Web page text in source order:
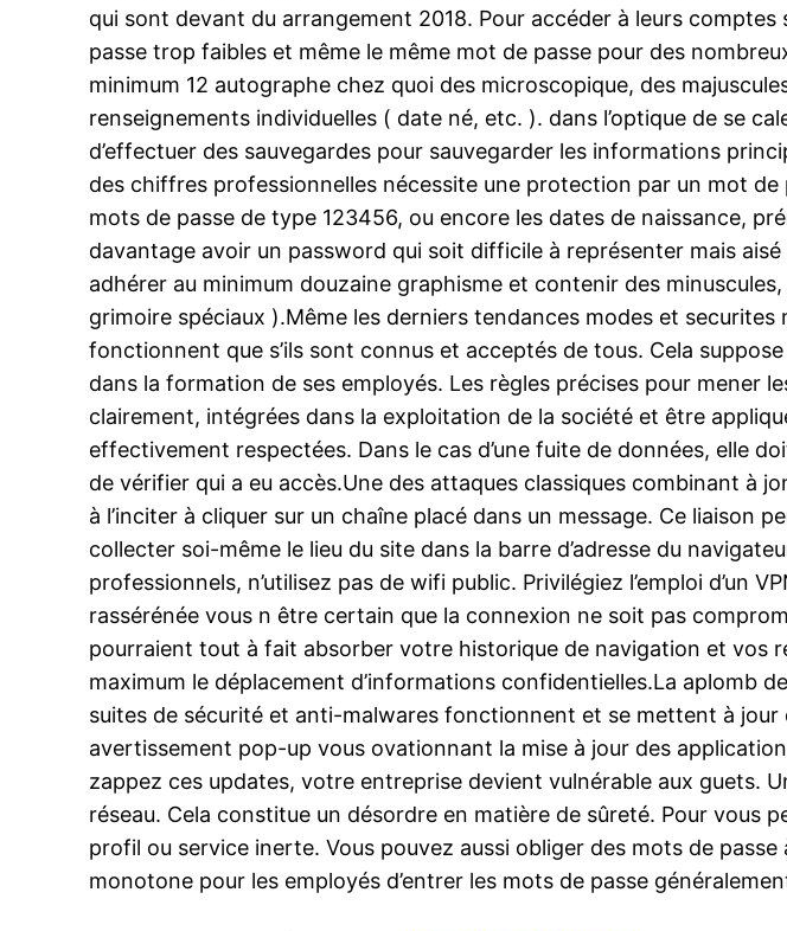
qui sont devant du arrangement 2018. Pour accéder à leurs
passe trop faibles et même le même mot de passe pour des
minimum 12 autographe chez quoi des microscopique, des
renseignements individuelles ( date né, etc. ). dans l’optique de se
d’effectuer des sauvegardes pour sauvegarder les informations
des chiffres professionnelles nécessite une protection par un mot de
mots de passe de type 123456, ou encore les dates de naissance,
davantage avoir un password qui soit difficile à représenter mais
adhérer au minimum douzaine graphisme et contenir des
grimoire spéciaux ).Même les derniers tendances modes et
fonctionnent que s’ils sont connus et acceptés de tous. Cela
dans la formation de ses employés. Les règles précises pour mener
clairement, intégrées dans la exploitation de la société et être
effectivement respectées. Dans le cas d’une fuite de données, elle
de vérifier qui a eu accès.Une des attaques classiques combinant à
à l’inciter à cliquer sur un chaîne placé dans un message. Ce liaison
collecter soi-même le lieu du site dans la barre d’adresse du
professionnels, n’utilisez pas de wifi public. Privilégiez l’emploi d’un
rassérénée vous n être certain que la connexion ne soit pas
pourraient tout à fait absorber votre historique de navigation et vos
maximum le déplacement d’informations confidentielles.La aplomb
suites de sécurité et anti-malwares fonctionnent et se mettent à
avertissement pop-up vous ovationnant la mise à jour des
zappez ces updates, votre entreprise devient vulnérable aux guets.
réseau. Cela constitue un désordre en matière de sûreté. Pour vous
profil ou service inerte. Vous pouvez aussi obliger des mots de
monotone pour les employés d’entrer les mots de passe